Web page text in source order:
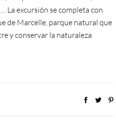
La excursión se completa con
de Marcelle, parque natural que
y conservar la naturaleza